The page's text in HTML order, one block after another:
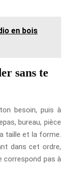
en bois
sans te
besoin, puis à
bureau, pièce
taille et la forme.
dans cet ordre,
correspond pas à